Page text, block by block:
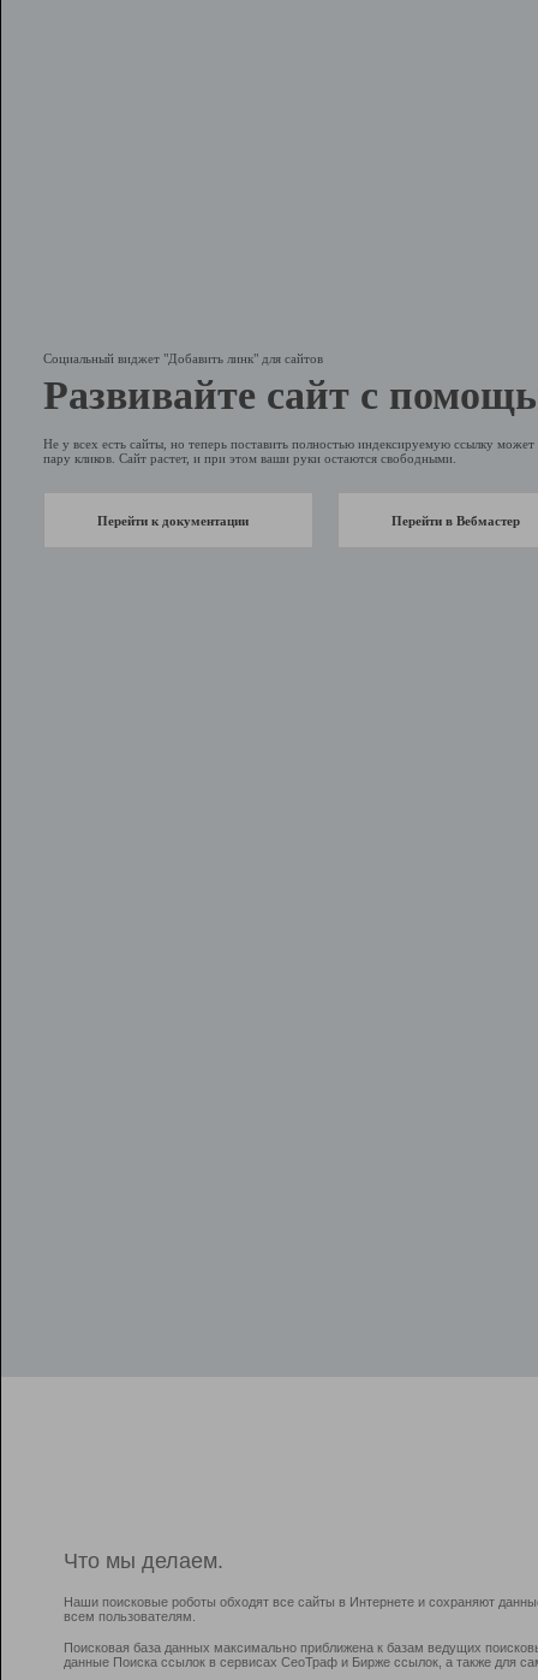
Социальный виджет "Добавить линк" для сайтов
Развивайте сайт с
Не у всех есть сайты, но теперь поставить полностью индексируемую ссылку
пару кликов. Сайт растет, и при этом ваши руки остаются свободными.
Перейти к документации Перейти в Вебмастер
Что мы делаем.
Наши поисковые роботы обходят все сайты в Интернете и сохраняют
всем пользователям.
Поисковая база данных максимально приближена к базам ведущих
данные Поиска ссылок в сервисах СеоТраф и Бирже ссылок, а также для